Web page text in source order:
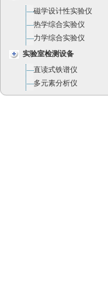
磁学设计性实验仪
热学综合实验仪
力学综合实验仪
实验室检测设备
直读式铁谱仪
多元素分析仪